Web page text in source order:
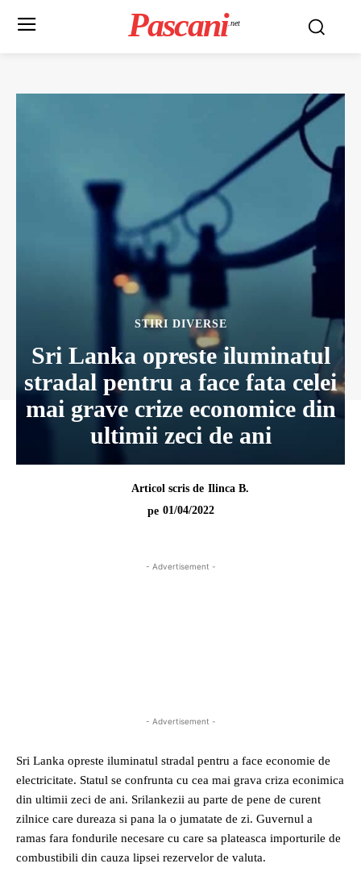
Pascani .net
STIRI DIVERSE
Sri Lanka opreste iluminatul
stradal pentru a face fata celei
mai grave crize economice din
ultimii zeci de ani
Articol scris de Ilinca B.
pe 01/04/2022
- Advertisement -
- Advertisement -
Sri Lanka opreste iluminatul stradal pentru a face economie de
electricitate. Statul se confrunta cu cea mai grava criza econimica
din ultimii zeci de ani. Srilankezii au parte de pene de curent
zilnice care dureaza si pana la o jumatate de zi. Guvernul a
ramas fara fondurile necesare cu care sa plateasca importurile de
combustibili din cauza lipsei rezervelor de valuta.